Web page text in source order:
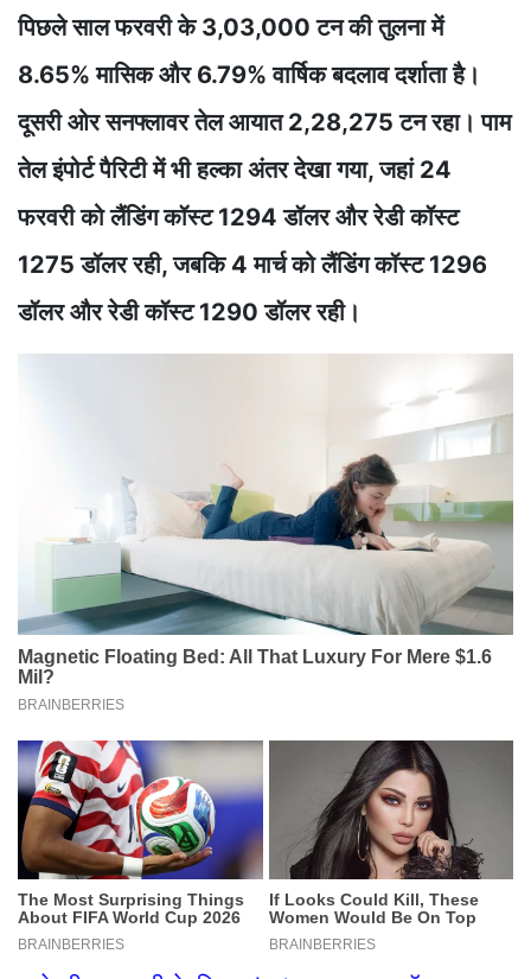
पिछले साल फरवरी के 3,03,000 टन की तुलना में
8.65% मासिक और 6.79% वार्षिक बदलाव दर्शाता है।
दूसरी ओर सनफ्लावर तेल आयात 2,28,275 टन रहा। पाम
तेल इंपोर्ट पैरिटी में भी हल्का अंतर देखा गया, जहां 24
फरवरी को लैंडिंग कॉस्ट 1294 डॉलर और रेडी कॉस्ट
1275 डॉलर रही, जबकि 4 मार्च को लैंडिंग कॉस्ट 1296
डॉलर और रेडी कॉस्ट 1290 डॉलर रही।